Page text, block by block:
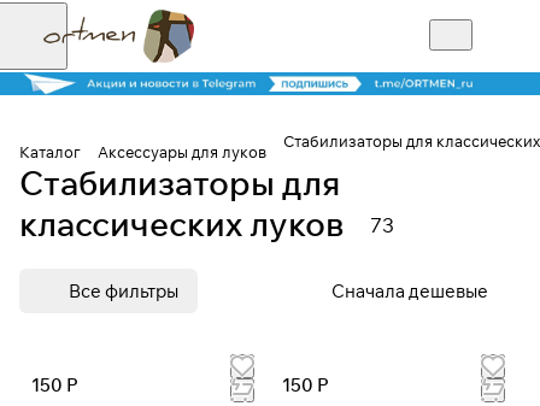
Каталог Аксессуары для луков
Стабилизаторы для
Стабилизаторы для
классических луков
73
Все фильтры Сначала дешевые
150 Р
150 Р
Для клиентов всех банков
оплату на части